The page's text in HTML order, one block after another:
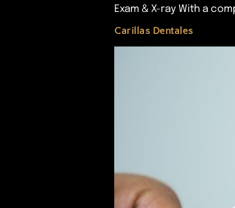
Exam & X-ray With a
Carillas Dentales